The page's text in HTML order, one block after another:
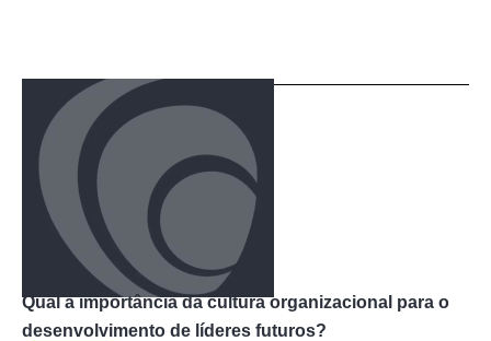
Qual a importância da cultura organizacional para o
desenvolvimento de líderes futuros?